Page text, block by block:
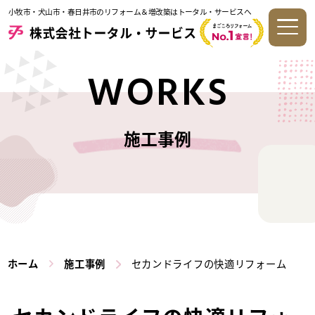
小牧市・犬山市・春日井市のリフォーム＆増改築はトータル・サービスへ
WORKS
施工事例
ホーム 施工事例 セカンドライフの快適リフォーム